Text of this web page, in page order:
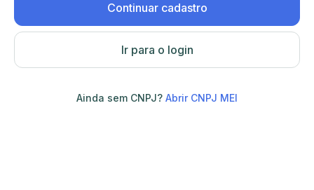
Continuar cadastro
Ir para o login
Ainda sem CNPJ? Abrir CNPJ MEI